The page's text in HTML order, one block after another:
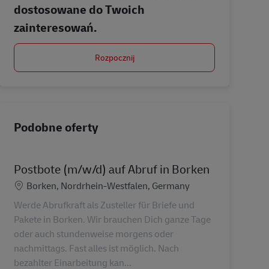
dostosowane do Twoich
zainteresowań.
Rozpocznij
Podobne oferty
Postbote (m/w/d) auf Abruf in Borken
Lokalizacja
Borken, Nordrhein-Westfalen, Germany
Werde Abrufkraft als Zusteller für Briefe und
Pakete in Borken. Wir brauchen Dich ganze Tage
oder auch stundenweise morgens oder
nachmittags. Fast alles ist möglich. Nach
bezahlter Einarbeitung kan...